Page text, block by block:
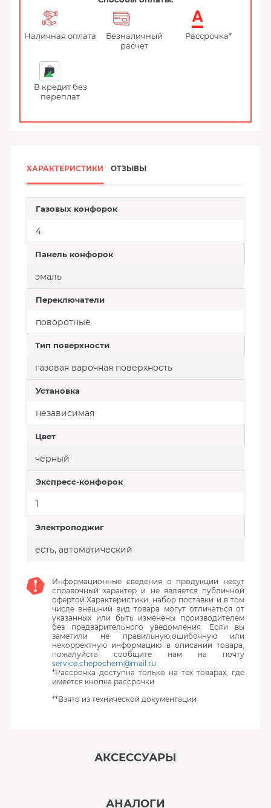
Наличная оплата
Безналичный
расчет
Рассрочка*
В кредит без
переплат
ХАРАКТЕРИСТИКИ ОТЗЫВЫ
Газовых конфорок
4
Панель конфорок
эмаль
Переключатели
поворотные
Тип поверхности
газовая варочная поверхность
Установка
независимая
Цвет
черный
Экспресс-конфорок
1
Электроподжиг
есть, автоматический
Информационные сведения о продукции несут
справочный характер и не является публичной
офертой.Характеристики, набор поставки и в том
числе внешний вид товара могут отличаться от
указанных или быть изменены производителем
без предварительного уведомления. Если вы
заметили не правильную,ошибочную или
некорректную информацию в описании товара,
пожалуйста сообщите нам на почту
service.chepochem@mail.ru
*Рассрочка доступна только на тех товарах, где
имеется кнопка рассрочки
**Взято из технической документации
АКСЕССУАРЫ
АНАЛОГИ